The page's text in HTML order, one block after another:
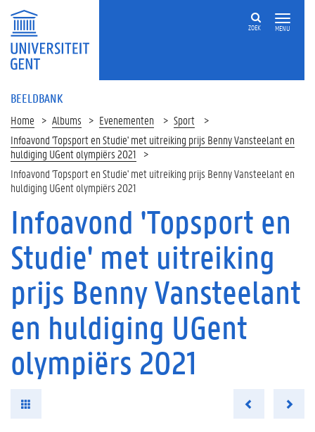
MENU
ZOEK
BEELDBANK
Home Albums Evenementen
Sport
Infoavond 'Topsport en Studie' met uitreiking prijs Benny Vansteelant en
huldiging UGent olympiërs 2021
Infoavond 'Topsport en Studie' met uitreiking prijs Benny Vansteelant en
huldiging UGent olympiërs 2021
Infoavond 'Topsport en
Studie' met uitreiking
prijs Benny Vansteelant
en huldiging UGent
olympiërs 2021